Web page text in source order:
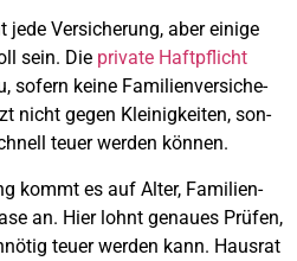
jede Ver­si­che­rung, aber eini­ge
sein. Die pri­va­te Haft­pflicht
sofern kei­ne Fami­li­en­ver­si­che­
nicht gegen Klei­nig­kei­ten, son­
teu­er wer­den kön­nen.
kommt es auf Alter, Fami­li­en­
an. Hier lohnt genau­es Prü­fen,
teu­er wer­den kann. Haus­rat